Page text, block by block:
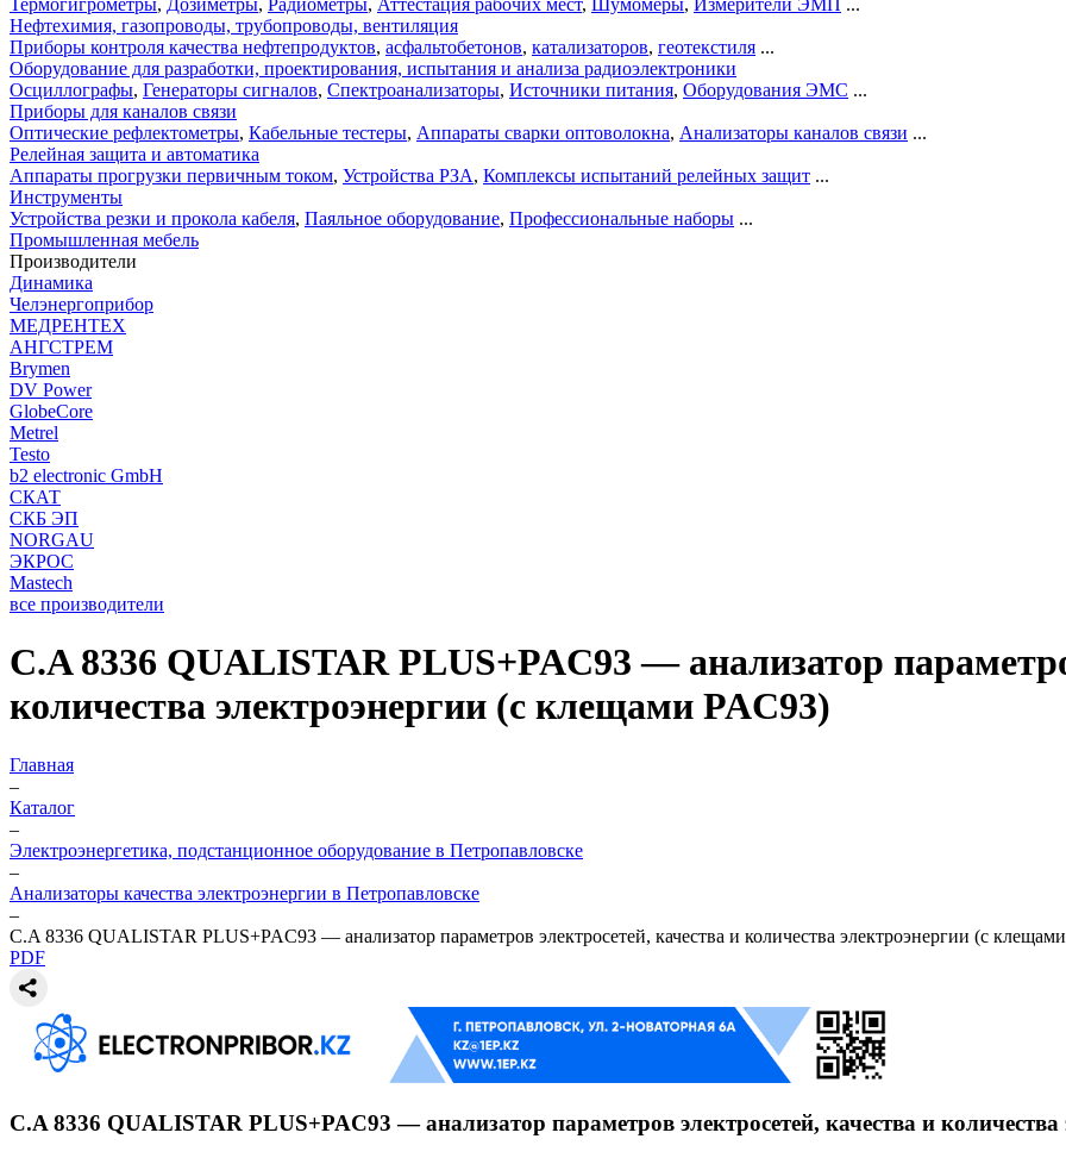
Термогигрометры, Дозиметры, Радиометры, Аттестация рабочих мест, Шумомеры, Измерители ЭМП ...
Нефтехимия, газопроводы, трубопроводы, вентиляция
Приборы контроля качества нефтепродуктов, асфальтобетонов, катализаторов, геотекстиля ...
Оборудование для разработки, проектирования, испытания и анализа радиоэлектроники
Осциллографы, Генераторы сигналов, Спектроанализаторы, Источники питания, Оборудования ЭМС ...
Приборы для каналов связи
Оптические рефлектометры, Кабельные тестеры, Аппараты сварки оптоволокна, Анализаторы каналов связи ...
Релейная защита и автоматика
Аппараты прогрузки первичным током, Устройства РЗА, Комплексы испытаний релейных защит ...
Инструменты
Устройства резки и прокола кабеля, Паяльное оборудование, Профессиональные наборы ...
Промышленная мебель
Производители
Динамика
Челэнергоприбор
МЕДРЕНТЕХ
АНГСТРЕМ
Brymen
DV Power
GlobeCore
Metrel
Testo
b2 electronic GmbH
СКАТ
СКБ ЭП
NORGAU
ЭКРОС
Mastech
все производители
C.A 8336 QUALISTAR PLUS+PAC93 — анализатор
количества электроэнергии (с клещами PAC93)
Главная
–
Каталог
–
Электроэнергетика, подстанционное оборудование в Петропавловске
–
Анализаторы качества электроэнергии в Петропавловске
–
C.A 8336 QUALISTAR PLUS+PAC93 — анализатор параметров электросетей, качества и количества электроэнергии (с
PDF
C.A 8336 QUALISTAR PLUS+PAC93 — анализатор параметров электросетей, качества и